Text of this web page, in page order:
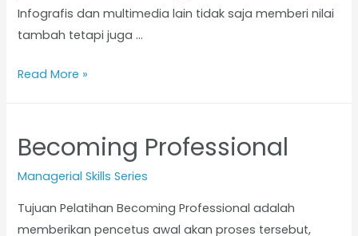
Infografis dan multimedia lain tidak saja memberi nilai
tambah tetapi juga …
Read More »
Becoming Professional
Managerial Skills Series
Tujuan Pelatihan Becoming Professional adalah
memberikan pencetus awal akan proses tersebut,